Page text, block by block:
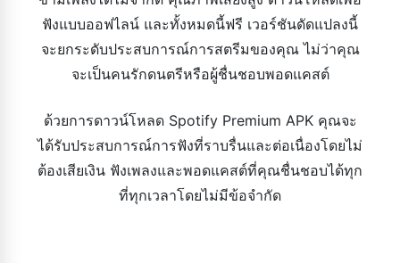
ฟังแบบออฟไลน์ และทั้งหมดนี้ฟรี เวอร์ชันดัดแปลงนี้
จะยกระดับประสบการณ์การสตรีมของคุณ ไม่ว่าคุณ
จะเป็นคนรักดนตรีหรือผู้ชื่นชอบพอดแคสต์
ด้วยการดาวน์โหลด Spotify Premium APK คุณจะ
ได้รับประสบการณ์การฟังที่ราบรื่นและต่อเนื่องโดยไม่
ต้องเสียเงิน ฟังเพลงและพอดแคสต์ที่คุณชื่นชอบได้ทุก
ที่ทุกเวลาโดยไม่มีข้อจำกัด